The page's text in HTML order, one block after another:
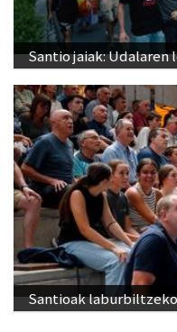
Santio jaiak: Udalaren
Santioak